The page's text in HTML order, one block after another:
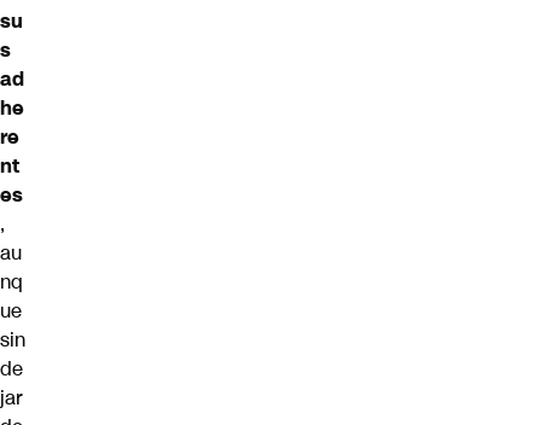
su
s
ad
he
re
nt
es
,
au
nq
ue
sin
de
jar